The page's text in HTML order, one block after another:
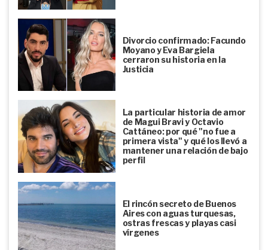
Divorcio confirmado: Facundo
Moyano y Eva Bargiela
cerraron su historia en la
Justicia
La particular historia de amor
de Magui Bravi y Octavio
Cattáneo: por qué "no fue a
primera vista" y qué los llevó a
mantener una relación de bajo
perfil
El rincón secreto de Buenos
Aires con aguas turquesas,
ostras frescas y playas casi
vírgenes